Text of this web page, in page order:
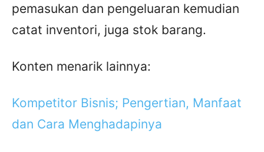
pemasukan dan pengeluaran kemudian
catat inventori, juga stok barang.
Konten menarik lainnya:
Kompetitor Bisnis; Pengertian, Manfaat
dan Cara Menghadapinya